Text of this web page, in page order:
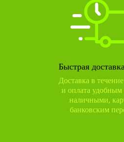
Быстрая
Доставка в
и оплата удобным
наличными,
банковским